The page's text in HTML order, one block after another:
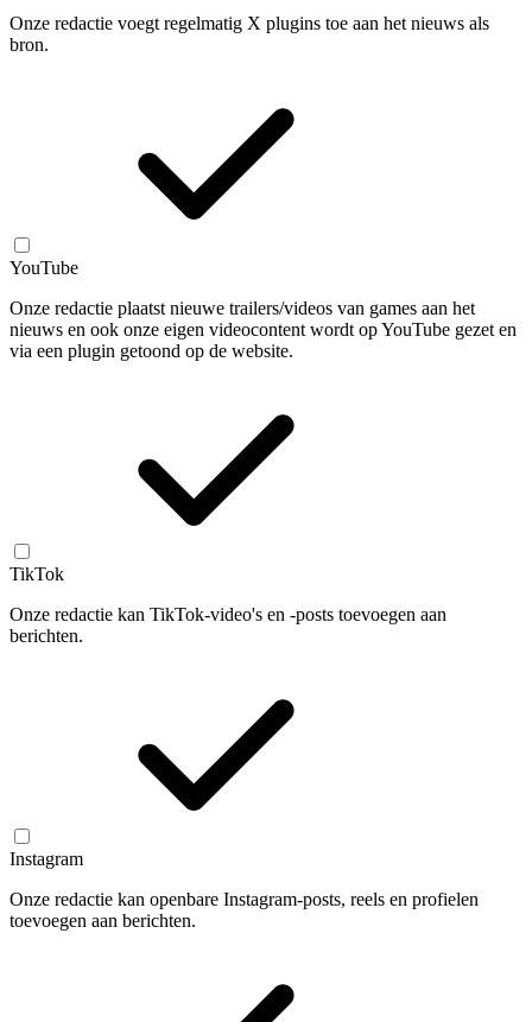
Onze redactie voegt regelmatig X plugins toe aan het nieuws als
bron.
YouTube
Onze redactie plaatst nieuwe trailers/videos van games aan het
nieuws en ook onze eigen videocontent wordt op YouTube gezet en
via een plugin getoond op de website.
TikTok
Onze redactie kan TikTok-video's en -posts toevoegen aan
berichten.
Instagram
Onze redactie kan openbare Instagram-posts, reels en profielen
toevoegen aan berichten.